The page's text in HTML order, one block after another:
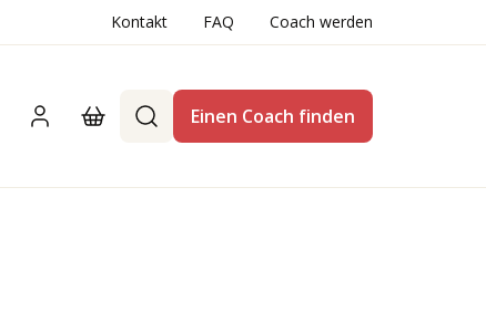
Kontakt FAQ Coach werden
Einen Coach finden